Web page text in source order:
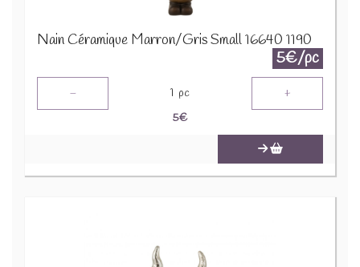
Nain Céramique Marron/Gris Small 16640 1190
5€/pc
- 1 pc +
5€